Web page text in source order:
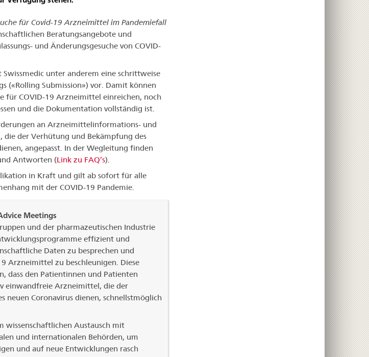
für Covid-19 Arzneimittel im Pandemiefall
Beratungsangebote und
und Änderungsgesuche von COVID-
unter anderem eine schrittweise
(«Rolling Submission») vor. Damit können
für COVID-19 Arzneimittel einreichen, noch
und die Dokumentation vollständig ist.
an Arzneimittelinformations- und
der Verhütung und Bekämpfung des
angepasst. In der Wegleitung finden
Antworten (Link zu FAQ’s).
in Kraft und gilt ab sofort für alle
mit der COVID-19 Pandemie.
Meetings
und der pharmazeutischen Industrie
effizient und
Daten zu besprechen und
Arzneimittel zu beschleunigen. Diese
dass den Patientinnen und Patienten
einwandfreie Arzneimittel, die der
neuen Coronavirus dienen, schnellstmöglich
wissenschaftlichen Austausch mit
und internationalen Behörden, um
und auf neue Entwicklungen rasch